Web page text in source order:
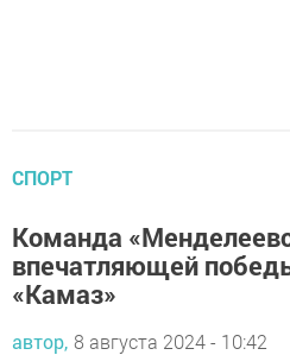
СПОРТ
Команда
впечатляющей
«Камаз»
автор, 8 августа 2024 - 10:42